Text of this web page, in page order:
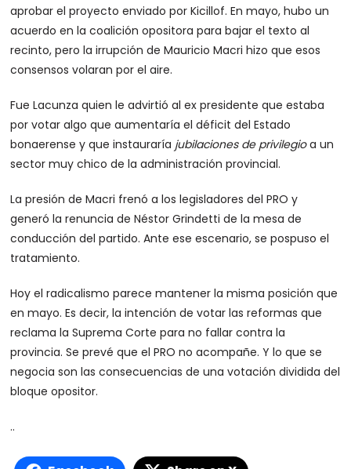
aprobar el proyecto enviado por Kicillof. En mayo, hubo un
acuerdo en la coalición opositora para bajar el texto al
recinto, pero la irrupción de Mauricio Macri hizo que esos
consensos volaran por el aire.
Fue Lacunza quien le advirtió al ex presidente que estaba
por votar algo que aumentaría el déficit del Estado
bonaerense y que instauraría jubilaciones de privilegioa un
sector muy chico de la administración provincial.
La presión de Macri frenó a los legisladores del PRO y
generó la renuncia de Néstor Grindetti de la mesa de
conducción del partido. Ante ese escenario, se pospuso el
tratamiento.
Hoy el radicalismo parece mantener la misma posición que
en mayo. Es decir, la intención de votar las reformas que
reclama la Suprema Corte para no fallar contra la
provincia. Se prevé que el PRO no acompañe. Y lo que se
negocia son las consecuencias de una votación dividida del
bloque opositor.
..